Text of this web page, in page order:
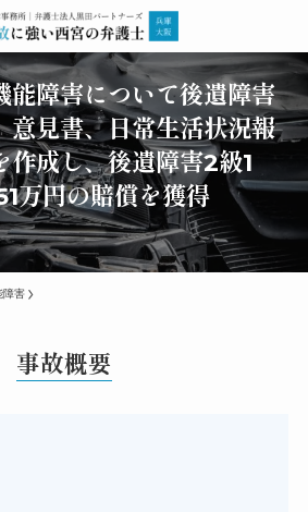
能障害について後遺障害
意見書、日常生活状況報
作成し、後遺障害2級1
万円の賠償を獲得
障害
事故概要